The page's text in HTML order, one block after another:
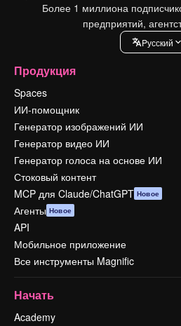
Более 1 миллиона
предприятий,
Pусский
Продукция
Spaces
ИИ-помощник
Генератор изображений ИИ
Генератор видео ИИ
Генератор голоса на основе ИИ
Стоковый контент
MCP для Claude/ChatGPT Новое
Агенты Новое
API
Мобильное приложение
Все инструменты Magnific
Начать
Academy